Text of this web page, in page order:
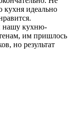
кухня идеально
нашу кухню-
им пришлось
но результат